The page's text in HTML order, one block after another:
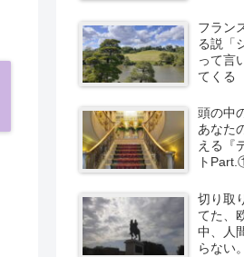
フラン
る説「
って言
てくる
頭の中
あなた
える『
ト
切り取
てた、
中、人
らない。